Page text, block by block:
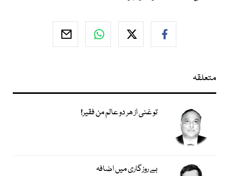
متعلقہ
تو غنی از ھر دو عالم من فقیر!
بے روزگاری میں اضافہ